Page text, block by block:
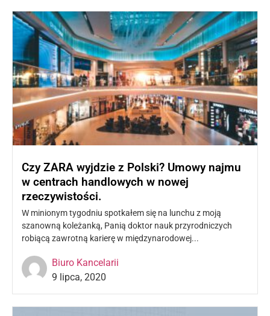
Czy ZARA wyjdzie z Polski? Umowy najmu
w centrach handlowych w nowej
rzeczywistości.
W minionym tygodniu spotkałem się na lunchu z moją
szanowną koleżanką, Panią doktor nauk przyrodniczych
robiącą zawrotną karierę w międzynarodowej...
Biuro Kancelarii
9 lipca, 2020